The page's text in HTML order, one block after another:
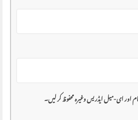
اور ای-میل ایڈریس وغیرہ محفوظ کر لیں۔